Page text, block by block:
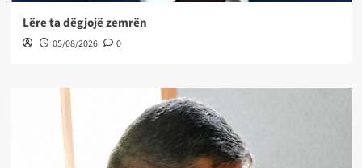
Lëre ta dëgjojë zemrën
05/08/2026 0